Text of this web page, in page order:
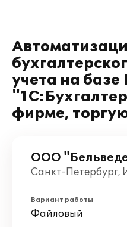
учета на
фирме,
ООО
Санкт-Петербург,
Вариант работы
Файловый